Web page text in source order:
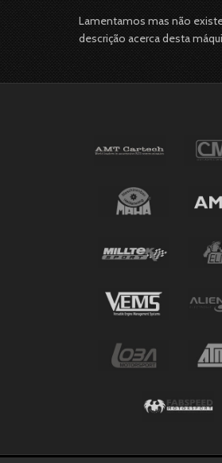
Lamentamos mas não
descrição acerca desta